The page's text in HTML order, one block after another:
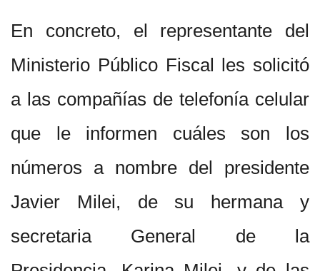
En concreto, el representante del
Ministerio Público Fiscal les solicitó
a las compañías de telefonía celular
que le informen cuáles son los
números a nombre del presidente
Javier Milei, de su hermana y
secretaria General de la